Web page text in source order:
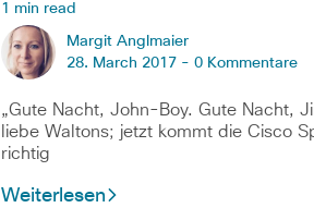
1 min read
Margit Anglmaier
28. March 2017 - 0 Kommentare
„Gute Nacht, John-Boy. Gute Nacht,
liebe Waltons; jetzt kommt die Cisco
richtig
Weiterlesen